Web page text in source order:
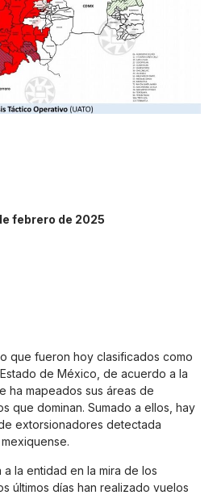
febrero de 2025
que fueron hoy clasificados como
de México, de acuerdo a la
ha mapeados sus áreas de
que dominan. Sumado a ellos, hay
extorsionadores detectada
la entidad en la mira de los
últimos días han realizado vuelos